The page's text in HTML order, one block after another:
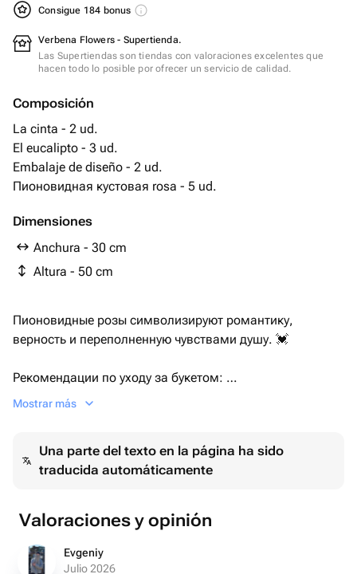
Consigue 184 bonus
Verbena Flowers - Supertienda.
Las Supertiendas son tiendas con valoraciones excelentes que
hacen todo lo posible por ofrecer un servicio de calidad.
Composición
La cinta - 2 ud.
El eucalipto - 3 ud.
Embalaje de diseño - 2 ud.
Пионовидная кустовая rosa - 5 ud.
Dimensiones
Anchura - 30 cm
Altura - 50 cm
Пионовидные розы символизируют романтику,
верность и переполненную чувствами душу. 💓
Рекомендации по уходу за букетом:
1. Помойте вазу с моющем средством и наполните её
Розам необходим большой объем воды, так же
рекомендуем снять упаковку с них.
достаточно наполнить вазу водой на 10-15 см
2. Подрежьте цветы острым ножом под углом 45
градусов.
3. Рекомендуем менять воду в вазе не менее чем раз в
Mostrar más
Una parte del texto en la página ha sido
traducida automáticamente
Valoraciones y opinión
Evgeniy
Julio 2026